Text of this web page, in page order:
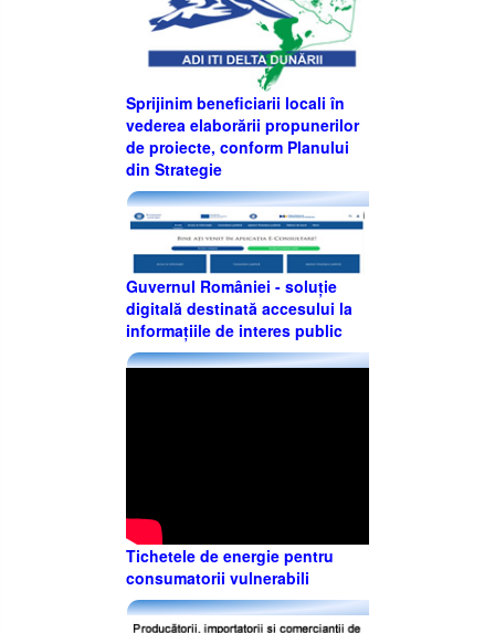
Sprijinim beneficiarii locali în
vederea elaborării propunerilor
de proiecte, conform Planului
din Strategie
Guvernul României - soluție
digitală destinată accesului la
informațiile de interes public
Tichetele de energie pentru
consumatorii vulnerabili